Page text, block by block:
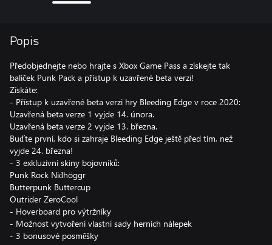
Popis
Předobjednejte nebo hrajte s Xbox Game Pass a získejte tak
balíček Punk Pack a přístup k uzavřené beta verzi!
Získáte:
- Přístup k uzavřené beta verzi hry Bleeding Edge v roce 2020:
Uzavřená beta verze 1 vyjde 14. února.
Uzavřená beta verze 2 vyjde 13. března.
Buďte první, kdo si zahraje Bleeding Edge ještě před tím, než
vyjde 24. března!
- 3 exkluzivní skiny bojovníků:
Punk Rock Niđhöggr
Butterpunk Buttercup
Outrider ZeroCool
- Hoverboard pro výtržníky
- Možnost vytvoření vlastní sady herních nálepek
- 3 bonusové posměšky